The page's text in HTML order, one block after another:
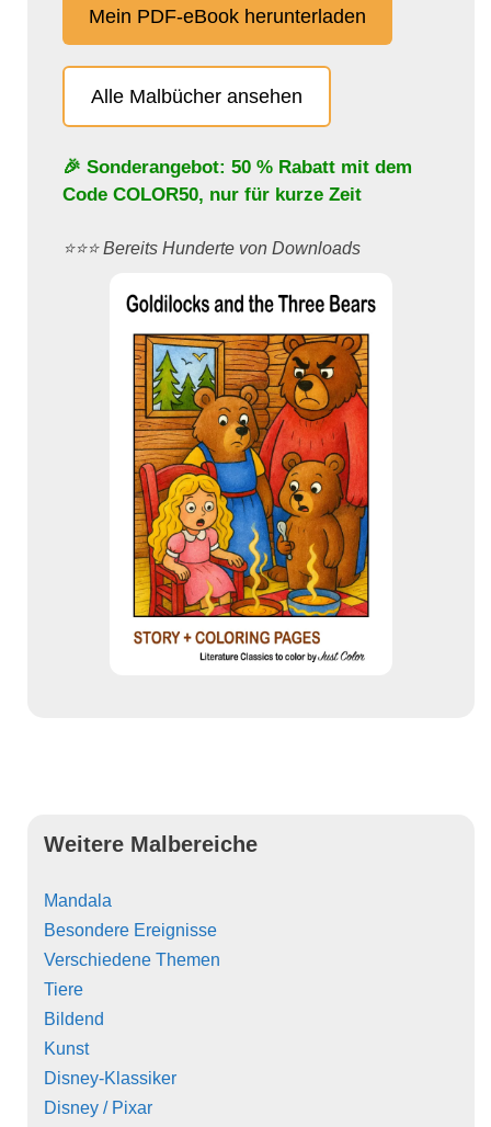
Mein PDF-eBook herunterladen
Alle Malbücher ansehen
🎉 Sonderangebot: 50 % Rabatt mit dem
Code COLOR50, nur für kurze Zeit
⭐️⭐️⭐️ Bereits Hunderte von Downloads
Weitere Malbereiche
Mandala
Besondere Ereignisse
Verschiedene Themen
Tiere
Bildend
Kunst
Disney-Klassiker
Disney / Pixar